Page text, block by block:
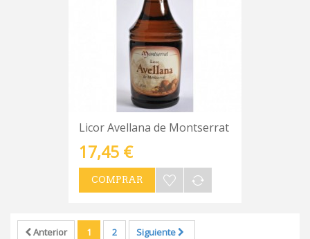
Licor Avellana de Montserrat
17,45 €
COMPRAR
Anterior 1 2 Siguiente